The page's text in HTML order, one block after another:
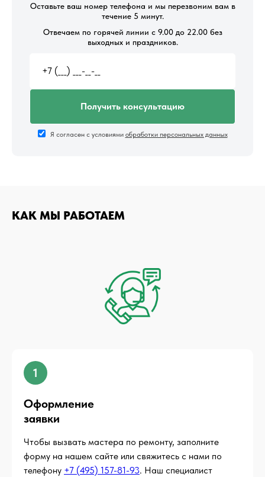
Оставьте ваш номер телефона и мы перезвоним вам в
течение 5 минут.
Отвечаем по горячей линии с 9.00 до 22.00 без
выходных и праздников.
Получить консультацию
Я согласен с условиями обработки персональных данных
КАК МЫ РАБОТАЕМ
1
Оформление
заявки
Чтобы вызвать мастера по ремонту, заполните
форму на нашем сайте или свяжитесь с нами по
телефону +7 (495) 157-81-93. Наш специалист